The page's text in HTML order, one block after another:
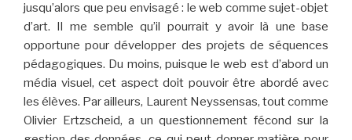
jusqu’alors que peu envisagé : le web comme sujet-objet
d’art. Il me semble qu’il pourrait y avoir là une base
opportune pour développer des projets de séquences
pédagogiques. Du moins, puisque le web est d’abord un
média visuel, cet aspect doit pouvoir être abordé avec
les élèves. Par ailleurs, Laurent Neyssensas, tout comme
Olivier Ertzscheid, a un questionnement fécond sur la